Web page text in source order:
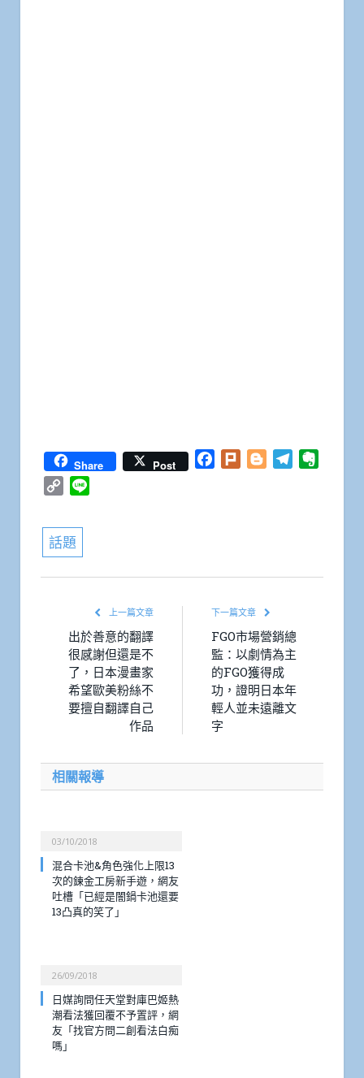
Share Post Facebook
Plurk BloggerTelegram
Copy
話題
上一篇文章
出於善意的翻譯
很感謝但還是不
了，日本漫畫家
希望歐美粉絲不
要擅自翻譯自己
作品
下一篇文章
FGO市場營銷總
監：以劇情為主
的FGO獲得成
功，證明日本年
輕人並未遠離文
字
相關報導
03/10/2018
混合卡池&角色強化上限13
次的鍊金工房新手遊，網友
吐槽「已經是闇鍋卡池還要
13凸真的笑了」
26/09/2018
日媒詢問任天堂對庫巴姬熱
潮看法獲回覆不予置評，網
友「找官方問二創看法白痴
嗎」